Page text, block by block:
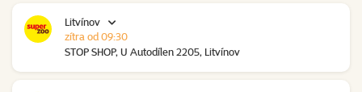
Litvínov
STOP SHOP, U Autodílen 2205, Litvínov
zítra od 09:30